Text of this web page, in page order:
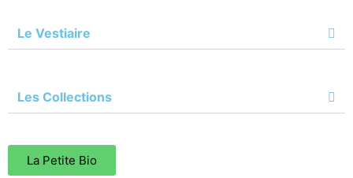
Le Vestiaire
Les Collections
La Petite Bio